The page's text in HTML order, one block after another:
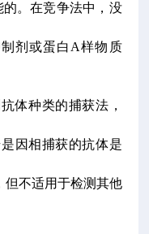
。在竞争法中，没
剂或蛋白A样物质
体种类的捕获法，
因相捕获的抗体是
但不适用于检测其他